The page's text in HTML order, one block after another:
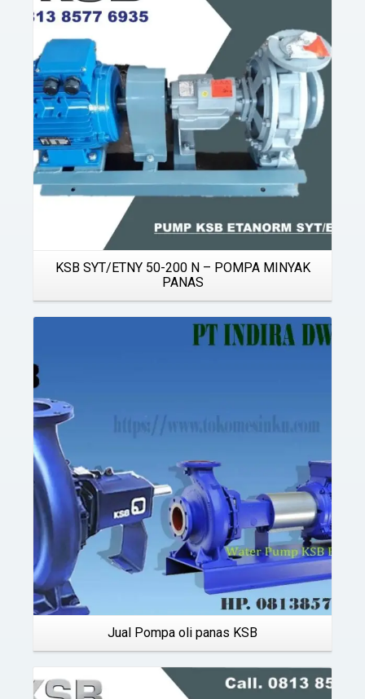
KSB SYT/ETNY 50-200 N – POMPA MINYAK
PANAS
Jual Pompa oli panas KSB